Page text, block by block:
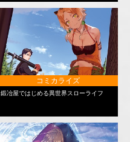
コミカライズ
鍛冶屋ではじめる異世界スローライフ